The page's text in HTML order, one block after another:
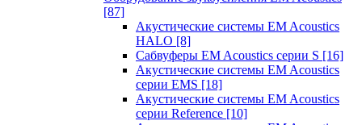
[87]
Акустические системы EM Acoustics
HALO [8]
Сабвуферы EM Acoustics серии S [16]
Акустические системы EM Acoustics
серии EMS [18]
Акустические системы EM Acoustics
серии Reference [10]